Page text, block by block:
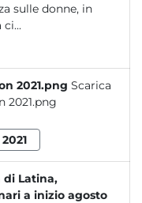
sulle donne, in
2021.png Scarica
2021.png
2021
di Latina,
a inizio agosto